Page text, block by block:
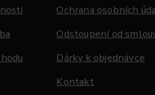
Ochrana osobních
Odstoupení od
Dárky k objednávce
Kontakt